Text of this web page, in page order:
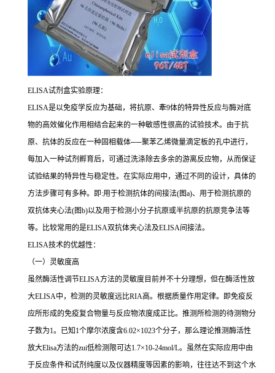
ELISA试剂盒实验原理：
ELISA是以免疫学反应为基础，将抗原、牽9体的特异性反应与酶对底
物的高效催化作用相结合起来的一种敏感性很高的试验技术。由于抗
原、抗体的反应在一种固相载体──聚苯乙烯微量滴定板的孔中进行，
每加入一种试剂孵育后，可通过洗涤除去多余的游离反应物，从而保证
试验结果的特异性与稳定性。在实际应用中，通过不同的设计，具体的
方法步骤可有多种。即:用于检测抗体的间接法(图a)、用于检测抗原的
双抗体夹心法(图b)以及用于检测小分子抗原或半抗原的抗原竞争法等
等。比较常用的是ELISA双抗体夹心法及ELISA间接法。
ELISA技术的优越性：
（一）灵敏度高
虽然酶活性调节ELISA方法的灵敏度目前并不十分理想，但在酶活性放
大ELISA中，检测的灵敏度远比RIA高。根据质量作用定律。即免疫反
应所形成的免疫复合物量与反应物浓度成正比。推测所检测的待测物分
子数为1。已知 1个摩尔浓度含6.02×1023个分子，那么理论推测酶活性
放大Elisa方法的zui低检测限可达1.7×10-24mol/L。虽然在实际应用中由
于反应条件和试剂纯度以及仪器精度等因素的影响，往往达不到这个水